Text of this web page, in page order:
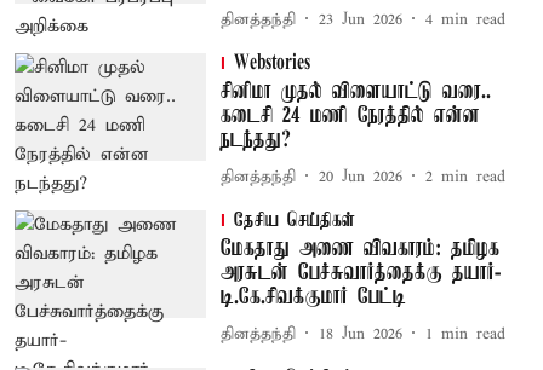
தினத்தந்தி 23 Jun 2026 4 min read
Webstories
சினிமா முதல் விளையாட்டு வரை..
கடைசி 24 மணி நேரத்தில் என்ன
நடந்தது?
தினத்தந்தி 20 Jun 2026 2 min read
தேசிய செய்திகள்
மேகதாது அணை விவகாரம்: தமிழக
அரசுடன் பேச்சுவார்த்தைக்கு தயார்-
டி.கே.சிவக்குமார் பேட்டி
தினத்தந்தி 18 Jun 2026 1 min read